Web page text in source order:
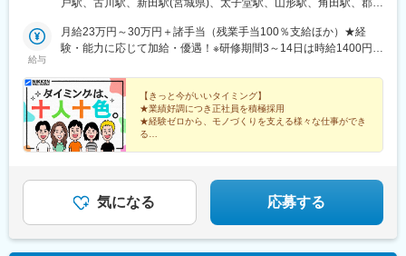
井、新潟、山梨、長野◆東海／愛知、静岡、岐阜、三重◆関西／
大阪、京都、兵庫、滋賀、奈良、和歌山◆中国／広島、岡山、鳥
熊本、佐賀、長崎、大分、宮崎、鹿児島＜交通手段＞勤務地によ
る／自動車・バイク・自転車通勤可（規定有）
駅、西那須野駅、小山駅、古河駅、高崎駅、太田駅(群馬県)、高田
駅(新潟県)、大宮駅(埼玉県)、熊谷駅、篠ノ井駅、菊名駅、京成千
駅、国母駅、横浜駅、藤沢駅、本厚木駅、上溝駅、上田駅、浜松
駅、三島駅、掛川駅、中村日赤駅、亀島駅、桜町前駅、知立駅、
名鉄名古屋駅、多治見駅、近鉄四日市駅、南富山駅、金沢駅、野
町駅、福井駅(福井県)、守山駅、近江八幡駅、草津駅(滋賀県)、京
都駅、南吹田駅、西中島南方駅、大阪梅田駅(阪急線)、大日駅、水
駅、白島駅(広島電鉄線)、銀山町駅、福山駅、東広島駅、鳥取駅、
松江駅、出雲市駅、防府駅、徳島駅、高松駅(香川県)、平和通駅、
博多駅、小波瀬西工大前駅、佐賀駅、諫早駅、中津駅(大分県)、光
給与
月給23万円～30万円＋諸手当（残業手当100％支給ほか）★経
験・能力に応じて加給・優遇！※研修期間3～14日は時給1400円※
就業先により異なります。＜各種手当＞・残業手当（100%支
給）・資格手当・深夜手当・休日出勤手当
【きっと今がいいタイミング】
★業績好調につき正社員を積極採用
★経験ゼロから、モノづくりを支える様々な仕事ができ
る
気になる 応募する